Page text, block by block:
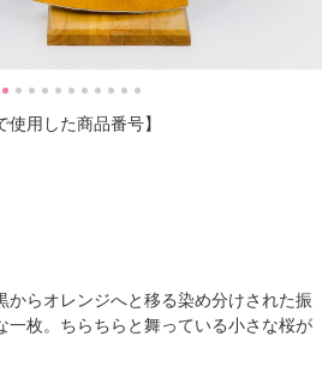
使用した商品番号】
からオレンジへと移る染め分けされた振
一枚。ちらちらと舞っている小さな桜が